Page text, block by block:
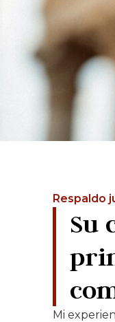
Respaldo
Su
Mi